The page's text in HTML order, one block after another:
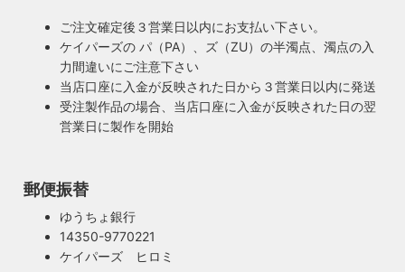
計がダサいとイマイチ決まらない。住宅や店舗も同じく照明
がダサいだけでせっかくの良い建築やインテリアも台無しで
す。ハイロミドットコムがこだわるのは、旧き良きアメリカ
のインテリアや工業製品の重厚感やゴージャスさ。それでい
て飽きの来ない無垢さや素朴さを追求したヴィンテージスタ
イルでの提案にこだわっています。
の古い照明も安心してお使い頂けます。当店は製造事業者と
して近畿経済産業局へ特定電気用品以外の電気用品の製造事
業者として届出を行っております。
ご注文確定後３営業日以内にお支払い下さい。
ケイパーズの パ（PA）、ズ（ZU）の半濁点、濁点の入
力間違いにご注意下さい
当店口座に入金が反映された日から３営業日以内に発送
受注製作品の場合、当店口座に入金が反映された日の翌
営業日に製作を開始
郵便振替
ゆうちょ銀行
14350-9770221
ケイパーズ ヒロミ